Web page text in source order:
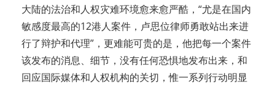
大陆的法治和人权灾难环境愈来愈严酷，“尤是在国内
敏感度最高的12港人案件，卢思位律师勇敢站出来进
行了辩护和代理”，更难能可贵的是，他把每一个案件
该发布的消息、细节，没有任何恐惧地发布出来，和
回应国际媒体和人权机构的关切，惟一系列行动明显